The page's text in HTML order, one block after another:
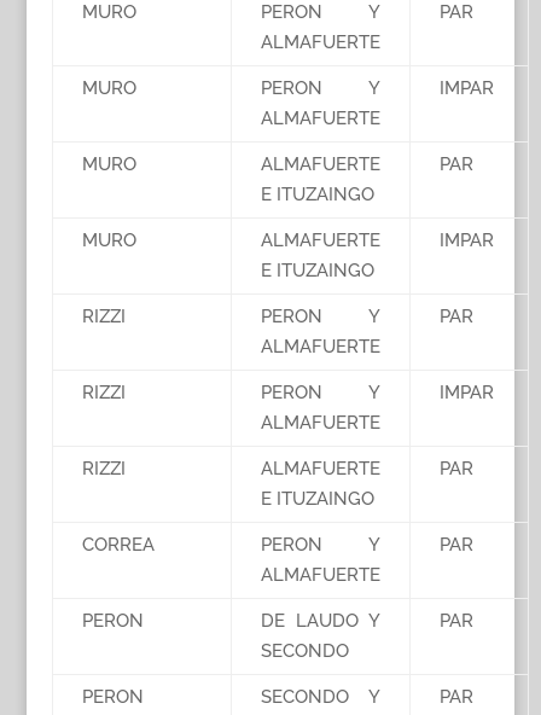
MURO
PERON Y
ALMAFUERTE
PAR
MURO
PERON Y
ALMAFUERTE
IMPAR
MURO
ALMAFUERTE
E ITUZAINGO
PAR
MURO
ALMAFUERTE
E ITUZAINGO
IMPAR
RIZZI
PERON Y
ALMAFUERTE
PAR
RIZZI
PERON Y
ALMAFUERTE
IMPAR
RIZZI
ALMAFUERTE
E ITUZAINGO
PAR
CORREA
PERON Y
ALMAFUERTE
PAR
PERON
DE LAUDO Y
SECONDO
PAR
PERON
SECONDO Y
PAR